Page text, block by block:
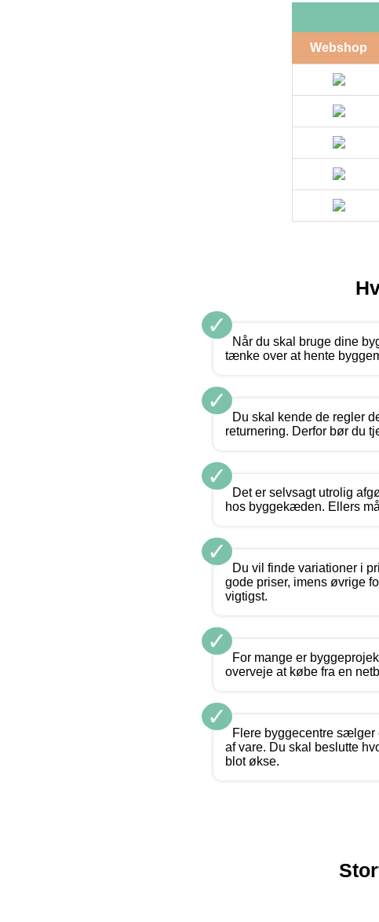
Webshop
✓
Når du skal bruge dine
tænke over at hente
✓
Du skal kende de regler
returnering. Derfor bør du
✓
Det er selvsagt utrolig
hos byggekæden. Ellers
✓
Du vil finde variationer i
gode priser, imens øvrige
vigtigst.
✓
For mange er
overveje at købe fra en
✓
Flere byggecentre sælger
af vare. Du skal beslutte
blot økse.